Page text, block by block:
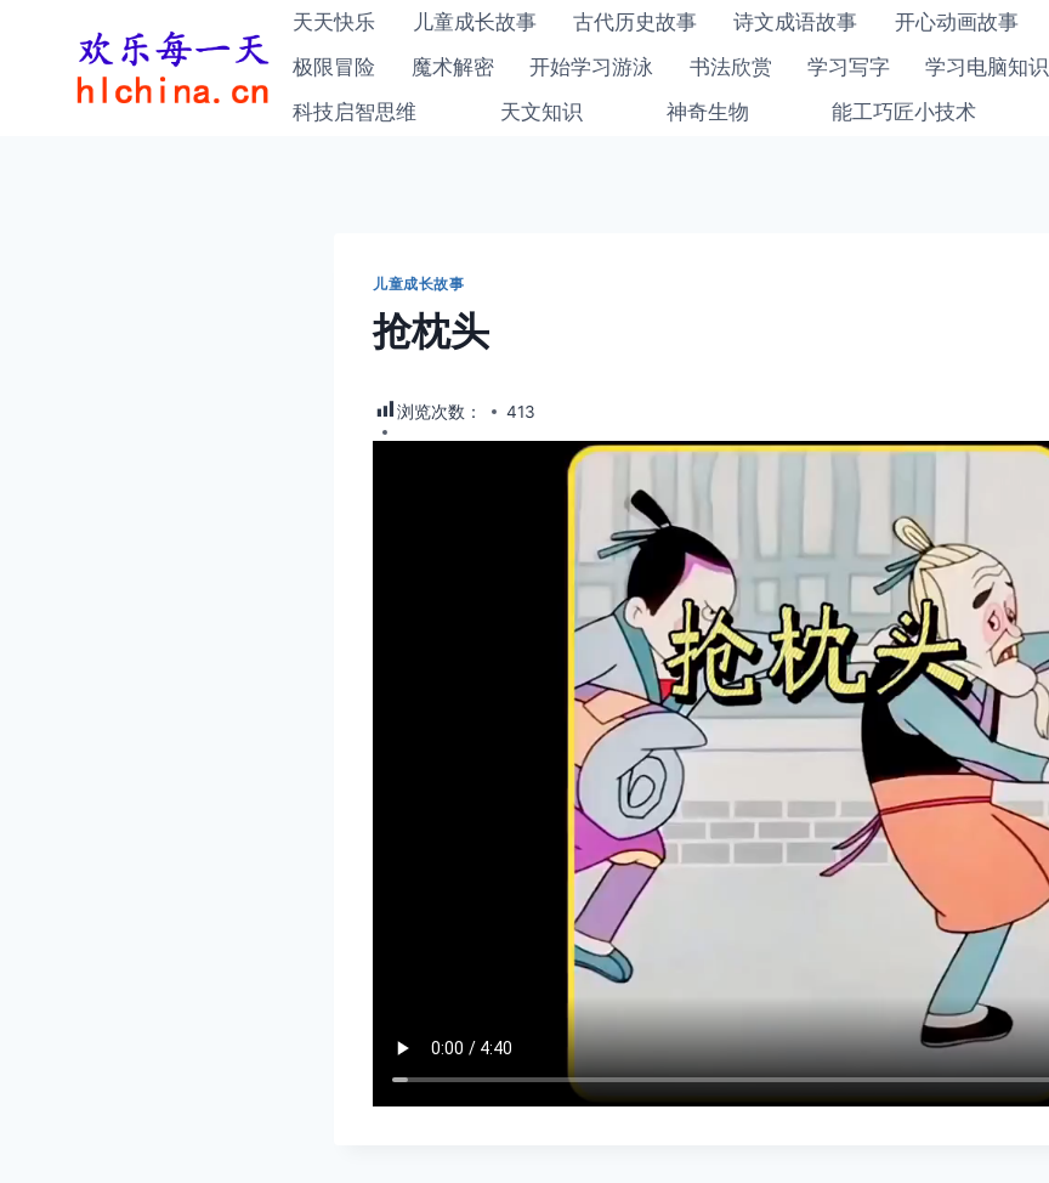
天天快乐 儿童成长故事 古代历史故事 诗文成语故事 开心动画故事
极限冒险
魔术解密 开始学习游泳 书法欣赏 学习写字 学习电脑知识
科技启智思维
天文知识 神奇生物 能工巧匠小技术
儿童成长故事
抢枕头
浏览次数： 413